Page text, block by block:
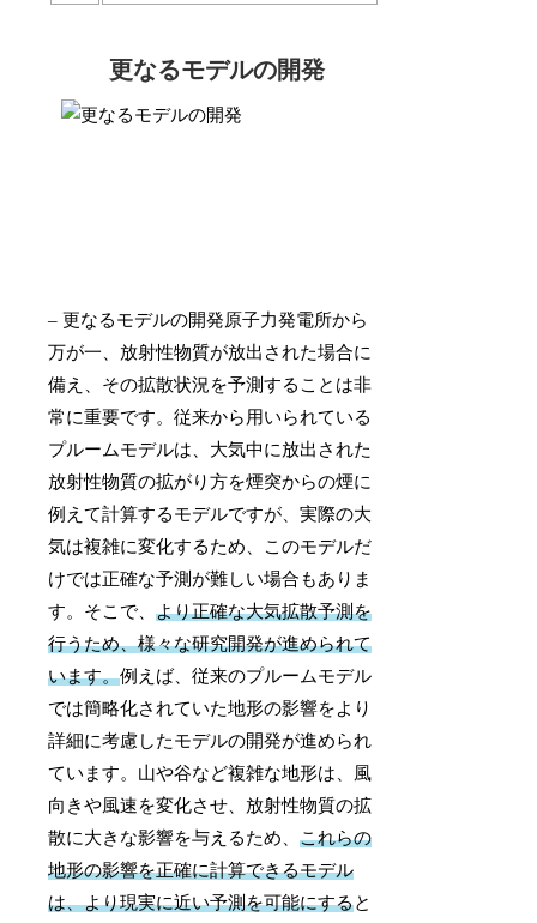
更なるモデルの開発
– 更なるモデルの開発原子力発電所から
万が一、放射性物質が放出された場合に
備え、その拡散状況を予測することは非
常に重要です。従来から用いられている
プルームモデルは、大気中に放出された
放射性物質の拡がり方を煙突からの煙に
例えて計算するモデルですが、実際の大
気は複雑に変化するため、このモデルだ
けでは正確な予測が難しい場合もありま
す。そこで、より正確な大気拡散予測を
行うため、様々な研究開発が進められて
います。例えば、従来のプルームモデル
では簡略化されていた地形の影響をより
詳細に考慮したモデルの開発が進められ
ています。山や谷など複雑な地形は、風
向きや風速を変化させ、放射性物質の拡
散に大きな影響を与えるため、これらの
地形の影響を正確に計算できるモデル
は、より現実に近い予測を可能にすると